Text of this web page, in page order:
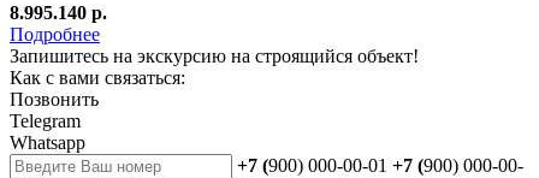
8.995.140 р.
Подробнее
Запишитесь на экскурсию на строящийся объект!
Как с вами связаться:
Позвонить
Telegram
Whatsapp
+7 (900) 000-00-01 +7 (900) 000-00-